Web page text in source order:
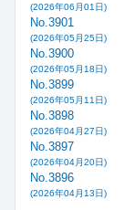
(2026年06月01日)
No.3901
(2026年05月25日)
No.3900
(2026年05月18日)
No.3899
(2026年05月11日)
No.3898
(2026年04月27日)
No.3897
(2026年04月20日)
No.3896
(2026年04月13日)